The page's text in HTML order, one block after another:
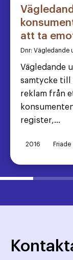
att ta
Dnr: Vägledande
Vägledande
samtycke till
reklam från
register,...
2016 Friade